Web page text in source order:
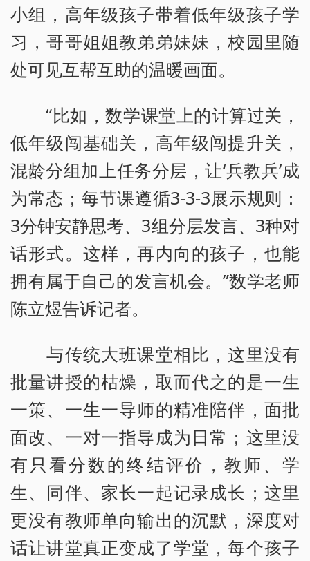
小组，高年级孩子带着低年级孩子学
习，哥哥姐姐教弟弟妹妹，校园里随
处可见互帮互助的温暖画面。
“比如，数学课堂上的计算过关，
低年级闯基础关，高年级闯提升关，
混龄分组加上任务分层，让‘兵教兵’成
为常态；每节课遵循3-3-3展示规则：
3分钟安静思考、3组分层发言、3种对
话形式。这样，再内向的孩子，也能
拥有属于自己的发言机会。”数学老师
陈立煜告诉记者。
与传统大班课堂相比，这里没有
批量讲授的枯燥，取而代之的是一生
一策、一生一导师的精准陪伴，面批
面改、一对一指导成为日常；这里没
有只看分数的终结评价，教师、学
生、同伴、家长一起记录成长；这里
更没有教师单向输出的沉默，深度对
话让讲堂真正变成了学堂，每个孩子